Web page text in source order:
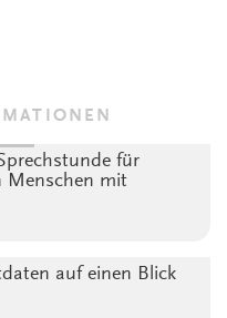
für
Menschen mit
auf einen Blick